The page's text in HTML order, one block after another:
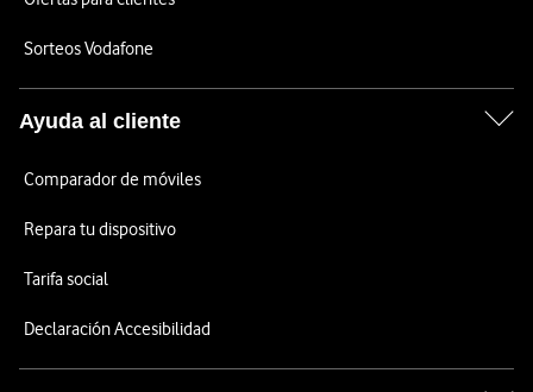
Sorteos Vodafone
Ayuda al cliente
Comparador de móviles
Repara tu dispositivo
Tarifa social
Declaración Accesibilidad